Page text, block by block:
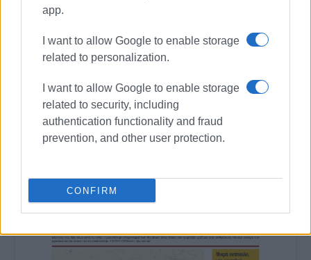
app.
I want to allow Google to enable storage
related to personalization.
I want to allow Google to enable storage
related to security, including
authentication functionality and fraud
prevention, and other user protection.
CONFIRM
Ακολουθήστε το enimerosi στο
Συνδρομητές στο e-paper